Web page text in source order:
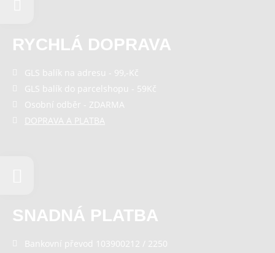
RYCHLÁ DOPRAVA
GLS balík na adresu - 99,-Kč
GLS balík do parcelshopu - 59Kč
Osobní odběr - ZDARMA
DOPRAVA A PLATBA
SNADNÁ PLATBA
Bankovní převod 103900212 / 2250